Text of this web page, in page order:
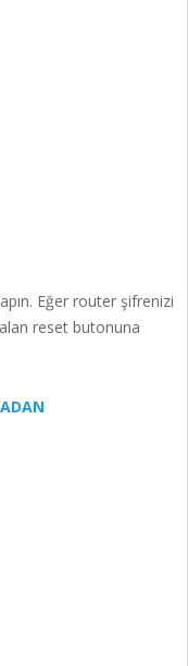
Eğer router şifrenizi
reset butonuna